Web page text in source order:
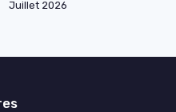
Juillet 2026